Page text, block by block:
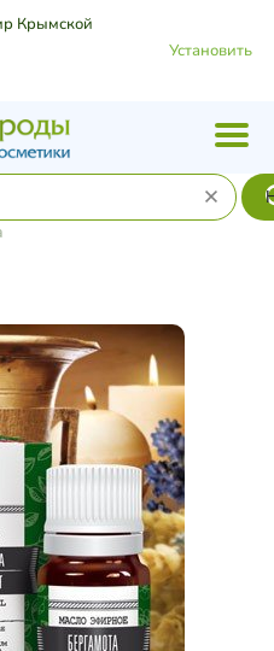
Крымской
Установить